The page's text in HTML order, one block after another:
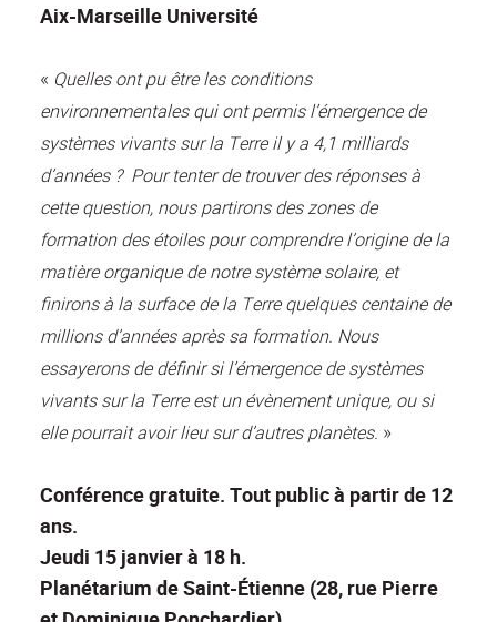
Aix-Marseille Université
« Quelles ont pu être les conditions
environnementales qui ont permis l’émergence de
systèmes vivants sur la Terre il y a 4,1 milliards
d’années ? Pour tenter de trouver des réponses à
cette question, nous partirons des zones de
formation des étoiles pour comprendre l’origine de la
matière organique de notre système solaire, et
finirons à la surface de la Terre quelques centaine de
millions d’années après sa formation. Nous
essayerons de définir si l’émergence de systèmes
vivants sur la Terre est un évènement unique, ou si
elle pourrait avoir lieu sur d’autres planètes. »
Conférence gratuite. Tout public à partir de 12
ans.
Jeudi 15 janvier à 18 h.
Planétarium de Saint-Étienne (28, rue Pierre